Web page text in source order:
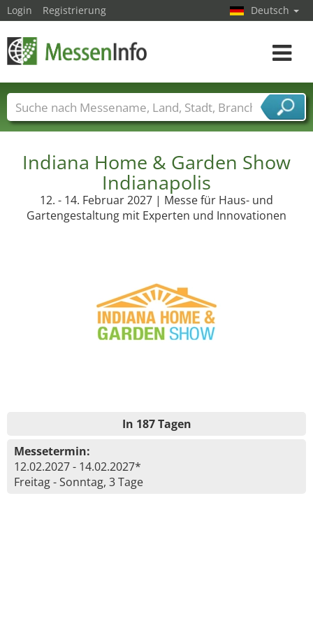
Indiana Home & Garden Show
Indianapolis
12. - 14. Februar 2027 | Messe für Haus- und
Gartengestaltung mit Experten und Innovationen
In 187 Tagen
Messetermin:
12.02.2027 - 14.02.2027*
Freitag - Sonntag, 3 Tage
Login Registrierung Deutsch
Toggle
Messenamen Länder Städte
Branchen